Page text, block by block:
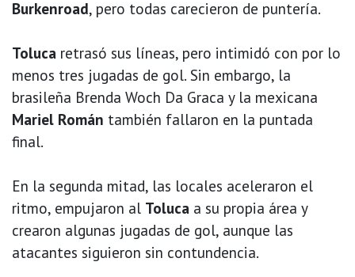
Burkenroad, pero todas carecieron de puntería.
Toluca retrasó sus líneas, pero intimidó con por lo
menos tres jugadas de gol. Sin embargo, la
brasileña Brenda Woch Da Graca y la mexicana
Mariel Román también fallaron en la puntada
final.
En la segunda mitad, las locales aceleraron el
ritmo, empujaron al Toluca a su propia área y
crearon algunas jugadas de gol, aunque las
atacantes siguieron sin contundencia.